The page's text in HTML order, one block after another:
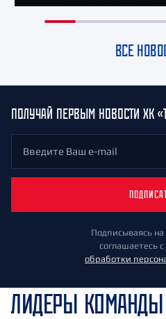
ВСЕ
ПОЛУЧАЙ ПЕРВЫМ НОВОСТИ ХК
Подписываясь
соглашаетесь с
обработки
ЛИДЕРЫ КОМАНДЫ